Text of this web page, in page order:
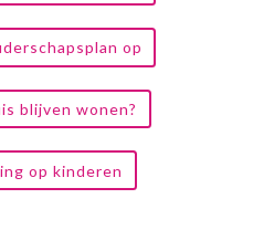
op
blijven wonen?
op kinderen